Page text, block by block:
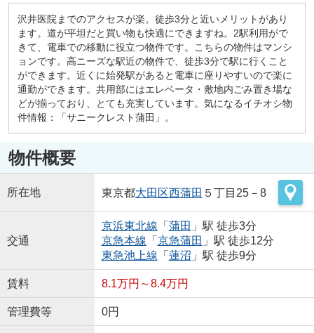
沢井医院までのアクセスが楽。徒歩3分と近いメリットがあり
ます。道が平坦だと買い物も快適にできますね。2駅利用がで
きて、電車での移動に役立つ物件です。こちらの物件はマンシ
ョンです。高ニーズな駅近の物件で、徒歩3分で駅に行くこと
ができます。近くに始発駅があると電車に座りやすいので楽に
通勤ができます。共用部にはエレベータ・敷地内ごみ置き場な
どが揃っており、とても充実しています。気になるイチオシ物
件情報：「サニークレスト蒲田」。
物件概要
所在地 東京都大田区西蒲田 ５丁目25－8
交通
京浜東北線 「 蒲田 」駅 徒歩3分
京急本線 「 京急蒲田 」駅 徒歩12分
東急池上線 「 蓮沼 」駅 徒歩9分
賃料 8.1万円～8.4万円
管理費等 0円